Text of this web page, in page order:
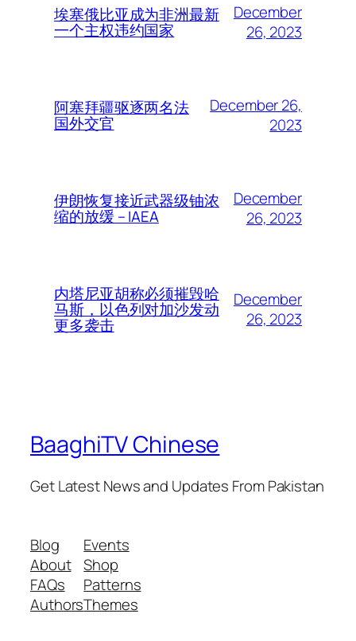
埃塞俄比亚成为非洲最新
一个主权违约国家
December
26, 2023
阿塞拜疆驱逐两名法
国外交官
December 26,
2023
伊朗恢复接近武器级铀浓
缩的放缓 – IAEA
December
26, 2023
内塔尼亚胡称必须摧毁哈
马斯，以色列对加沙发动
更多袭击
December
26, 2023
BaaghiTV Chinese
Get Latest News and Updates From Pakistan
Blog
About
FAQs
Authors
Events
Shop
Patterns
Themes